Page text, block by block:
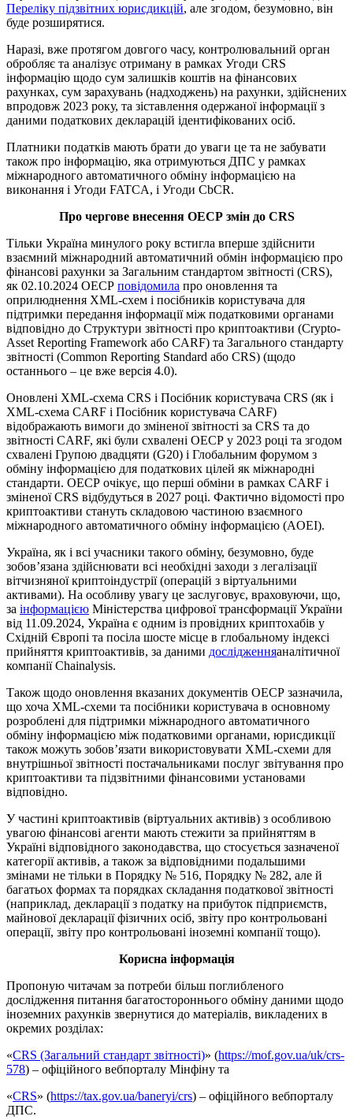
Переліку підзвітних юрисдикцій, але згодом, безумовно, він
буде розширятися.
Наразі, вже протягом довгого часу, контролювальний орган
обробляє та аналізує отриману в рамках Угоди CRS
інформацію щодо сум залишків коштів на фінансових
рахунках, сум зарахувань (надходжень) на рахунки, здійснених
впродовж 2023 року, та зіставлення одержаної інформації з
даними податкових декларацій ідентифікованих осіб.
Платники податків мають брати до уваги це та не забувати
також про інформацію, яка отримуються ДПС у рамках
міжнародного автоматичного обміну інформацією на
виконання і Угоди FATCA, і Угоди CbCR.
Про чергове внесення ОЕСР змін до CRS
Тільки Україна минулого року встигла вперше здійснити
взаємний міжнародний автоматичний обмін інформацією про
фінансові рахунки за Загальним стандартом звітності (CRS),
як 02.10.2024 ОЕСР повідомила про оновлення та
оприлюднення XML-схем і посібників користувача для
підтримки передання інформації між податковими органами
відповідно до Структури звітності про криптоактиви (Crypto-
Asset Reporting Framework або CARF) та Загального стандарту
звітності (Common Reporting Standard або CRS) (щодо
останнього – це вже версія 4.0).
Оновлені XML-схема CRS і Посібник користувача CRS (як і
XML-схема CARF і Посібник користувача CARF)
відображають вимоги до зміненої звітності за CRS та до
звітності CARF, які були схвалені ОЕСР у 2023 році та згодом
схвалені Групою двадцяти (G20) і Глобальним форумом з
обміну інформацією для податкових цілей як міжнародні
стандарти. ОЕСР очікує, що перші обміни в рамках CARF і
зміненої CRS відбудуться в 2027 році. Фактично відомості про
криптоактиви стануть складовою частиною взаємного
міжнародного автоматичного обміну інформацією (AOEI).
Україна, як і всі учасники такого обміну, безумовно, буде
зобов’язана здійснювати всі необхідні заходи з легалізації
вітчизняної криптоіндустрії (операцій з віртуальними
активами). На особливу увагу це заслуговує, враховуючи, що,
за інформацією Міністерства цифрової трансформації України
від 11.09.2024, Україна є одним із провідних криптохабів у
Східній Європі та посіла шосте місце в глобальному індексі
прийняття криптоактивів, за даними дослідженняаналітичної
компанії Chainalysis.
Також щодо оновлення вказаних документів ОЕСР зазначила,
що хоча XML-схеми та посібники користувача в основному
розроблені для підтримки міжнародного автоматичного
обміну інформацією між податковими органами, юрисдикції
також можуть зобов’язати використовувати XML-схеми для
внутрішньої звітності постачальниками послуг звітування про
криптоактиви та підзвітними фінансовими установами
відповідно.
У частині криптоактивів (віртуальних активів) з особливою
увагою фінансові агенти мають стежити за прийняттям в
Україні відповідного законодавства, що стосується зазначеної
категорії активів, а також за відповідними подальшими
змінами не тільки в Порядку № 516, Порядку № 282, але й
багатьох формах та порядках складання податкової звітності
(наприклад, декларації з податку на прибуток підприємств,
майнової декларації фізичних осіб, звіту про контрольовані
операції, звіту про контрольовані іноземні компанії тощо).
Корисна інформація
Пропоную читачам за потреби більш поглибленого
дослідження питання багатостороннього обміну даними щодо
іноземних рахунків звернутися до матеріалів, викладених в
окремих розділах:
«CRS (Загальний стандарт звітності)» (https://mof.gov.ua/uk/crs-
578) – офіційного вебпорталу Мінфіну та
«CRS» (https://tax.gov.ua/baneryi/crs) – офіційного вебпорталу
ДПС.